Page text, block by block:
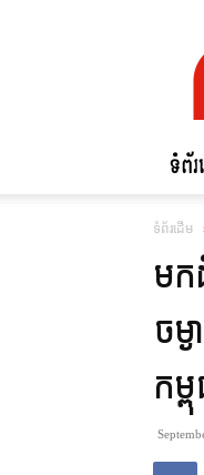
ទំព័
ទំព័រដើម
មក
ចម្
កម្